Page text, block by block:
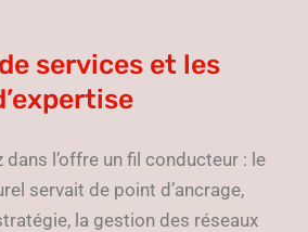
services et les
l’offre un fil conducteur : le
servait de point d’ancrage,
la gestion des réseaux